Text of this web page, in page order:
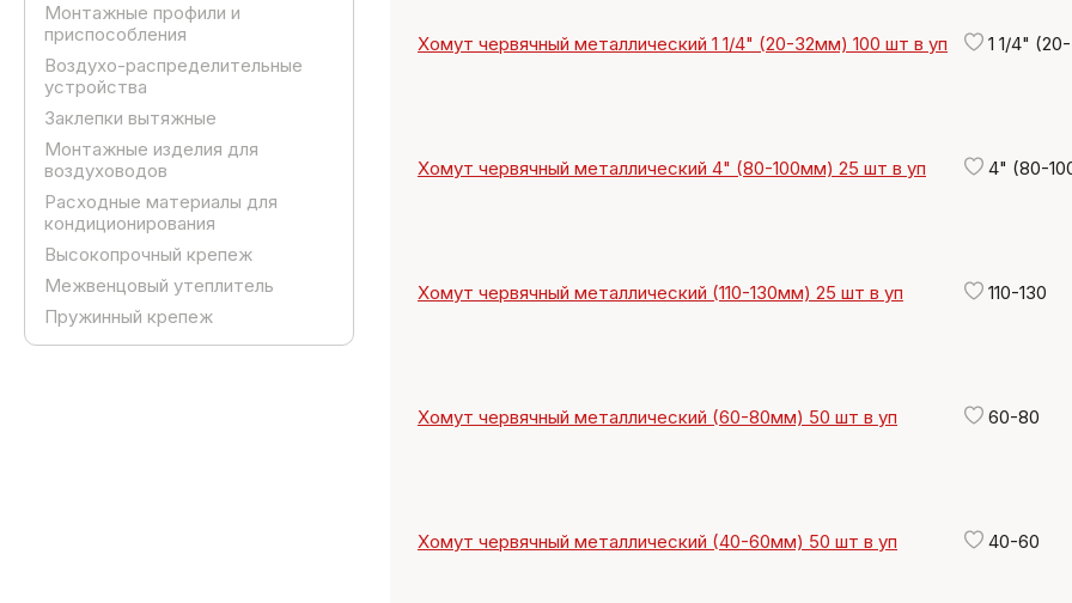
Монтажные профили и
приспособления
Воздухо-распределительные
устройства
Заклепки вытяжные
Монтажные изделия для
воздуховодов
Расходные материалы для
кондиционирования
Высокопрочный крепеж
Межвенцовый утеплитель
Пружинный крепеж
Хомут червячный металлический 1 1/4" (20-32мм) 100 шт в уп 1 1/4"
Хомут червячный металлический 4" (80-100мм) 25 шт в уп 4" (80-
Хомут червячный металлический (110-130мм) 25 шт в уп 110-130
Хомут червячный металлический (60-80мм) 50 шт в уп 60-80
Хомут червячный металлический (40-60мм) 50 шт в уп 40-60